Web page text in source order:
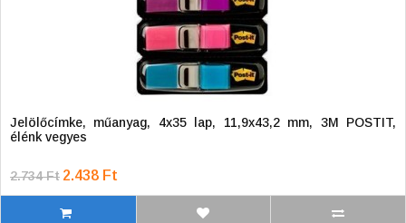
Jelölőcímke, műanyag, 4x35 lap, 11,9x43,2 mm, 3M POSTIT,
élénk vegyes
2.734 Ft 2.438 Ft